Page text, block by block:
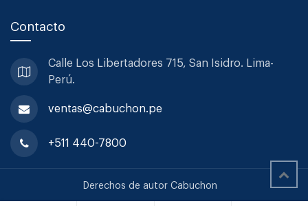
Contacto
Calle Los Libertadores 715, San Isidro. Lima-
Perú.
ventas@cabuchon.pe
+511 440-7800
Derechos de autor Cabuchon